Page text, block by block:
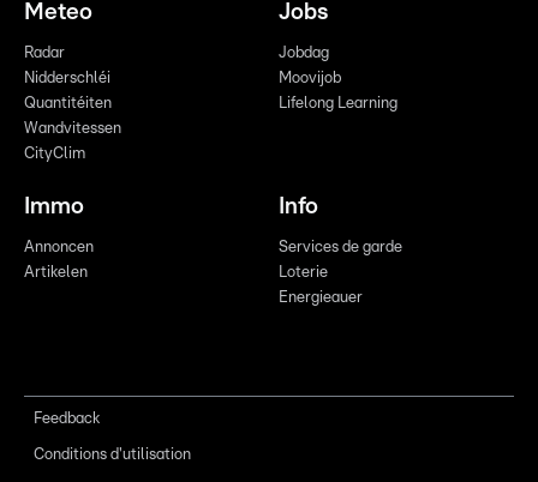
Meteo
Radar
Nidderschléi
Quantitéiten
Wandvitessen
CityClim
Jobs
Jobdag
Moovijob
Lifelong Learning
Immo
Annoncen
Artikelen
Info
Services de garde
Loterie
Energieauer
Feedback
Conditions d'utilisation